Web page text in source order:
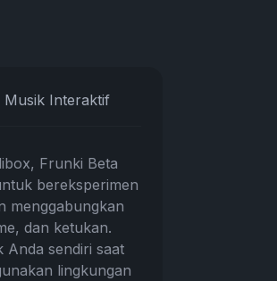
Interaktif
Frunki Beta
bereksperimen
menggabungkan
dan ketukan.
Anda sendiri saat
lingkungan